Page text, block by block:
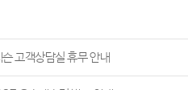
고객상담실 휴무 안내